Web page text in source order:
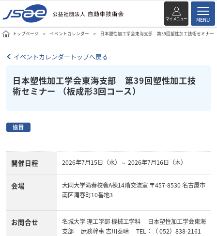
マイメニュー MENU
トップページ イベントカレンダー 日本塑性加工学会東海支部 第39回塑性加工技術セミナー
イベントカレンダートップへ戻る
日本塑性加工学会東海支部 第39回塑性加工技
術セミナー （板成形3回コース）
協賛
開催日程 2026年7月15日（水）～ 2026年7月16日（木）
会場
大同大学滝春校舎A棟14階交流室 〒457-8530 名古屋市
南区滝春町10番地3
お問合せ
名城大学 理工学部 機械工学科 日本塑性加工学会東海
支部 庶務幹事 吉川泰晴 TEL：（ 052）838-2161